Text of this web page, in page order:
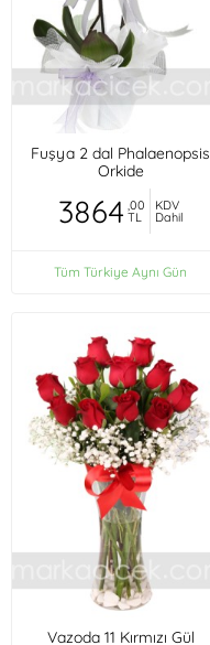
Fuşya 2 dal Phalaenopsis
Orkide
3864 ,00
TL
KDV
Dahil
Tüm Türkiye Aynı Gün
Vazoda 11 Kırmızı Gül